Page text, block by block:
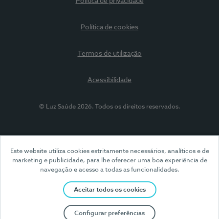
Este website utiliza cookies estritamente necessários, analíticos e de
marketing e publicidade, para lhe oferecer uma boa experiência de
navegação e acesso a todas as funcionalidades.
Aceitar todos os cookies
Configurar preferências
Política de cookies
Termos de utilização
Acessibilidade
© Luz Saúde 2026. Todos os direitos reservados.